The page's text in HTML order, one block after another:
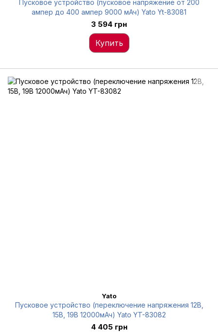
Пусковое устройство (пусковое напряжение от 200
ампер до 400 ампер 9000 мАч) Yato Yt-83081
3 594 грн
Купить
Yato
Пусковое устройство (переключение напряжения 12В,
15В, 19В 12000мАч) Yato YT-83082
4 405 грн